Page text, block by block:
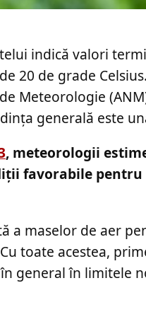
indică valori
20 de grade
Meteorologie
generală este
, meteorologii
favorabile
a maselor de aer
toate acestea,
general în limitele